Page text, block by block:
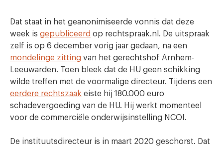
Dat staat in het geanonimiseerde vonnis dat deze
week is gepubliceerd op rechtspraak.nl. De uitspraak
zelf is op 6 december vorig jaar gedaan, na een
mondelinge zitting van het gerechtshof Arnhem-
Leeuwarden. Toen bleek dat de HU geen schikking
wilde treffen met de voormalige directeur. Tijdens een
eerdere rechtszaak eiste hij 180.000 euro
schadevergoeding van de HU. Hij werkt momenteel
voor de commerciële onderwijsinstelling NCOI.
De instituutsdirecteur is in maart 2020 geschorst. Dat